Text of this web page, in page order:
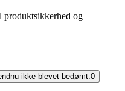
produktsikkerhed og
ikke blevet bedømt. 0